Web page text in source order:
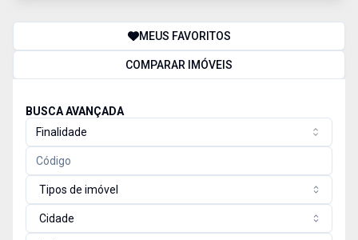
MEUS FAVORITOS
COMPARAR IMÓVEIS
BUSCA AVANÇADA
Finalidade
Tipos de imóvel
Cidade